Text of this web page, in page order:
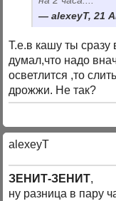
alexeyT, 21
Т.е.в кашу ты сразу
думал,что надо
осветлится ,то
дрожжи. Не так?
alexeyT
ЗЕНИТ-ЗЕНИТ,
ну разница в пару